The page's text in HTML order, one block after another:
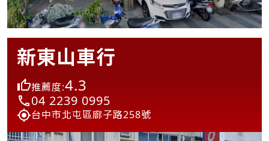
新東山車行
推薦度:4.3
04 2239 0995
台中市北屯區廍子路258號